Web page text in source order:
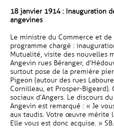
18 janvier 1914 : Inauguration
angevines
Le ministre du Commerce et de
programme chargé :
Mutualité, visite des nouvelles
Angevin rues Béranger,
surtout pose de la première
Pigeon (autour des rues
Cornilleau, et Prosper-
sociaux d’Angers. Le discours
Angevin est remarqué : « Je
aux taudis. Votre œuvre mérite
Elle vous est donc acquise. » SB.